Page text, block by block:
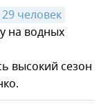
человек
на водных
высокий сезон